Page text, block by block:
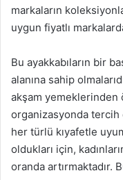
markaların
uygun fiyatlı
Bu ayakkabıların bir
alanına sahip
akşam yemeklerinden
organizasyonda tercih
her türlü kıyafetle
oldukları için,
oranda artırmaktadır.